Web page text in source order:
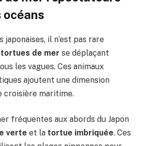
océans
japonaises, il n’est pas rare
tortues de mer se déplaçant
les vagues. Ces animaux
ajoutent une dimension
croisière maritime.
fréquentes aux abords du Japon
verte et la tortue imbriquée. Ces